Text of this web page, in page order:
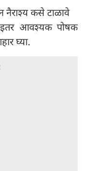
कसे टाळावे
इतर आवश्यक पोषक
घ्या.